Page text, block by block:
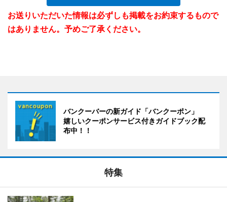
お送りいただいた情報は必ずしも掲載をお約束するもので
はありません。予めご了承ください。
バンクーバーの新ガイド「バンクーポン」
嬉しいクーポンサービス付きガイドブック配
布中！！
特集